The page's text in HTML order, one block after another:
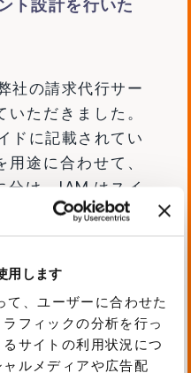
用します
て、ユーザーに合わせた
フィックの分析を行っ
サイトの利用状況につ
ルメディアや広告配
ト設計を行いた
社の請求代行サー
ただきました。
ドに記載されてい
途に合わせて、
分け、IAM はスイ
ただけるように IA
リシーの区分け、
行うことができま
Advisor を有効化